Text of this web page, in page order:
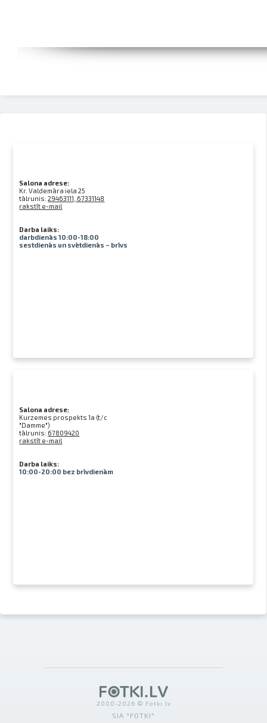
Salona adrese:
Kr. Valdemāra iela 25
tālrunis:29463111, 67331148
rakstīt e-mail
Darba laiks:
darbdienās 10:00-18:00
sestdienās un svētdienās – brīvs
Salona adrese:
Kurzemes prospekts 1a (t/c
"Damme")
tālrunis: 67809420
rakstīt e-mail
Darba laiks:
10:00-20:00 bez brīvdienām
2000-2026 © Fotki.lv
SIA "FOTKI"